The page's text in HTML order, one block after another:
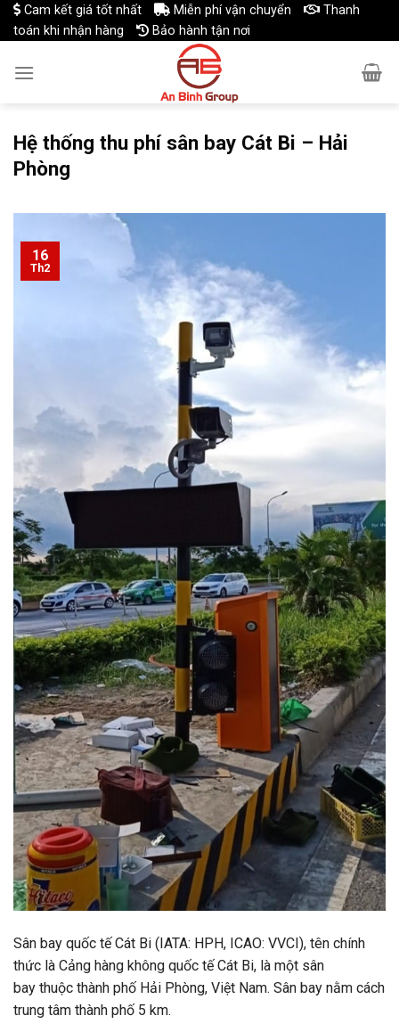
SkipCam kết giá tốt nhất Miễn phí vận chuyển
Thanh
toán khi nhận hàng
Bảo hành tận nơi
Hệ thống thu phí sân bay Cát Bi – Hải
Phòng
16
Th2
Sân bay quốc tế Cát Bi (IATA: HPH, ICAO: VVCI), tên chính
thức là Cảng hàng không quốc tế Cát Bi, là một sân
bay thuộc thành phố Hải Phòng, Việt Nam. Sân bay nằm cách
trung tâm thành phố 5 km.